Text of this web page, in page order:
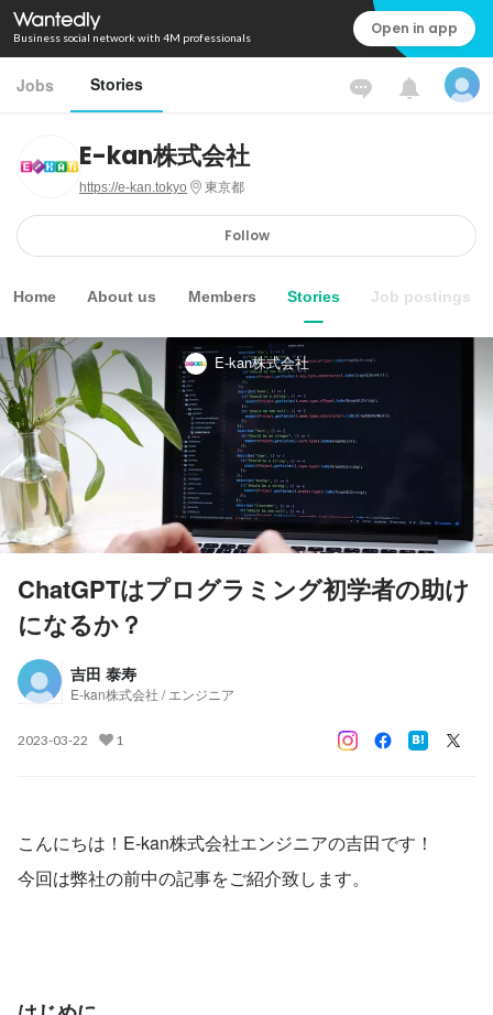
Business social network with 4M professionals Open in app
Jobs Stories
E-kan株式会社
https://e-kan.tokyo 東京都
Follow
Home About us Members Stories Job postings
E-kan株式会社
ChatGPTはプログラミング初学者の助け
になるか？
吉田 泰寿
E-kan株式会社 / エンジニア
2023-03-22 1
こんにちは！E-kan株式会社エンジニアの吉田です！
今回は弊社の前中の記事をご紹介致します。